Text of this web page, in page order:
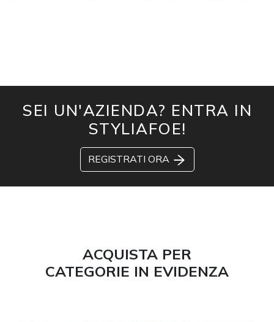
SEI UN'AZIENDA? ENTRA IN
STYLIAFOE!
REGISTRATI ORA
ACQUISTA PER
CATEGORIE IN EVIDENZA